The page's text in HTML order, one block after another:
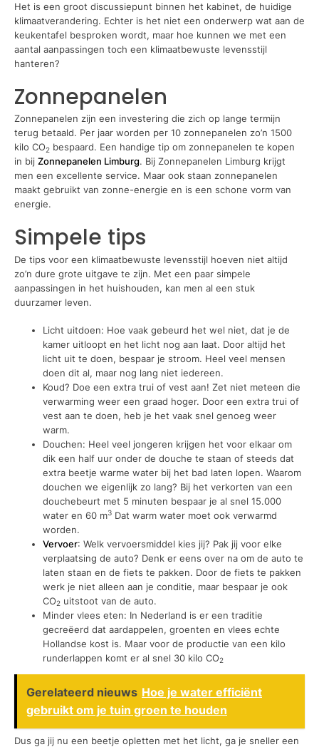
Het is een groot discussiepunt binnen het kabinet, de huidige
klimaatverandering. Echter is het niet een onderwerp wat aan de
keukentafel besproken wordt, maar hoe kunnen we met een
aantal aanpassingen toch een klimaatbewuste levensstijl
hanteren?
Zonnepanelen
Zonnepanelen zijn een investering die zich op lange termijn
terug betaald. Per jaar worden per 10 zonnepanelen zo’n 1500
kilo CO2 bespaard. Een handige tip om zonnepanelen te kopen
in bij Zonnepanelen Limburg. Bij Zonnepanelen Limburg krijgt
men een excellente service. Maar ook staan zonnepanelen
maakt gebruikt van zonne-energie en is een schone vorm van
energie.
Simpele tips
De tips voor een klimaatbewuste levensstijl hoeven niet altijd
zo’n dure grote uitgave te zijn. Met een paar simpele
aanpassingen in het huishouden, kan men al een stuk
duurzamer leven.
Licht uitdoen: Hoe vaak gebeurd het wel niet, dat je de
kamer uitloopt en het licht nog aan laat. Door altijd het
licht uit te doen, bespaar je stroom. Heel veel mensen
doen dit al, maar nog lang niet iedereen.
Koud? Doe een extra trui of vest aan! Zet niet meteen die
verwarming weer een graad hoger. Door een extra trui of
vest aan te doen, heb je het vaak snel genoeg weer
warm.
Douchen: Heel veel jongeren krijgen het voor elkaar om
dik een half uur onder de douche te staan of steeds dat
extra beetje warme water bij het bad laten lopen. Waarom
douchen we eigenlijk zo lang? Bij het verkorten van een
douchebeurt met 5 minuten bespaar je al snel 15.000
water en 60 m3 Dat warm water moet ook verwarmd
worden.
Vervoer: Welk vervoersmiddel kies jij? Pak jij voor elke
verplaatsing de auto? Denk er eens over na om de auto te
laten staan en de fiets te pakken. Door de fiets te pakken
werk je niet alleen aan je conditie, maar bespaar je ook
CO2 uitstoot van de auto.
Minder vlees eten: In Nederland is er een traditie
gecreëerd dat aardappelen, groenten en vlees echte
Hollandse kost is. Maar voor de productie van een kilo
runderlappen komt er al snel 30 kilo CO2
Gerelateerd nieuws Hoe je water efficiënt
gebruikt om je tuin groen te houden
Dus ga jij nu een beetje opletten met het licht, ga je sneller een